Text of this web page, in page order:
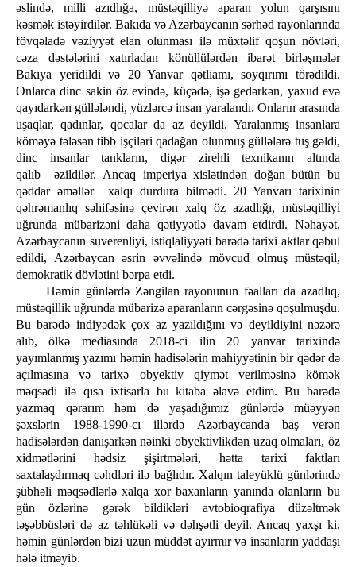
əslində, milli azıdlığa, müstəqilliyə aparan yolun qarşısını
kəsmək istəyirdilər. Bakıda və Azərbaycanın sərhəd rayonlarında
fövqəladə vəziyyət elan olunması ilə müxtəlif qoşun növləri,
cəza dəstələrini xatırladan könüllülərdən ibarət birləşmələr
Bakıya yeridildi və 20 Yanvar qətliamı, soyqırımı törədildi.
Onlarca dinc sakin öz evində, küçədə, işə gedərkən, yaxud evə
qayıdarkən güllələndi, yüzlərcə insan yaralandı. Onların arasında
uşaqlar, qadınlar, qocalar da az deyildi. Yaralanmış insanlara
köməyə tələsən tibb işçiləri qadağan olunmuş güllələrə tuş gəldi,
dinc insanlar tankların, digər zirehli texnikanın altında
qalıb əzildilər. Ancaq imperiya xislətindən doğan bütün bu
qəddar əməllər xalqı durdura bilmədi. 20 Yanvarı tarixinin
qəhrəmanlıq səhifəsinə çevirən xalq öz azadlığı, müstəqilliyi
uğrunda mübarizəni daha qətiyyətlə davam etdirdi. Nəhayət,
Azərbaycanın suverenliyi, istiqlaliyyəti barədə tarixi aktlar qəbul
edildi, Azərbaycan əsrin əvvəlində mövcud olmuş müstəqil,
demokratik dövlətini bərpa etdi.
Həmin günlərdə Zəngilan rayonunun fəalları da azadlıq,
müstəqillik uğrunda mübarizə aparanların cərgəsinə qoşulmuşdu.
Bu barədə indiyədək çox az yazıldığını və deyildiyini nəzərə
alıb, ölkə mediasında 2018-ci ilin 20 yanvar tarixində
yayımlanmış yazımı həmin hadisələrin mahiyyətinin bir qədər də
açılmasına və tarixə obyektiv qiymət verilməsinə kömək
məqsədi ilə qısa ixtisarla bu kitaba əlavə etdim. Bu barədə
yazmaq qərarım həm də yaşadığımız günlərdə müəyyən
şəxslərin 1988-1990-cı illərdə Azərbaycanda baş verən
hadisələrdən danışarkən nəinki obyektivlikdən uzaq olmaları, öz
xidmətlərini hədsiz şişirtmələri, hətta tarixi faktları
saxtalaşdırmaq cəhdləri ilə bağlıdır. Xalqın taleyüklü günlərində
şübhəli məqsədlərlə xalqa xor baxanların yanında olanların bu
gün özlərinə gərək bildikləri avtobioqrafiya düzəltmək
təşəbbüsləri də az təhlükəli və dəhşətli deyil. Ancaq yaxşı ki,
həmin günlərdən bizi uzun müddət ayırmır və insanların yaddaşı
hələ itməyib.